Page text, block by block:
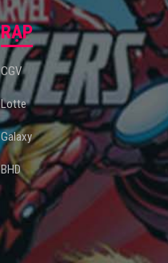
RẠP
CGV
Lotte
Galaxy
BHD